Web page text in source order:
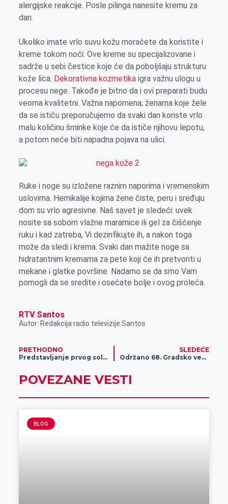
alergijske reakcije. Posle pilinga nanesite kremu za
dan.
Ukoliko imate vrlo suvu kožu moraćete da koristite i
kreme tokom noći. Ove kreme su specijalizovane i
sadrže u sebi čestice koje će da poboljšaju strukturu
kože lica. Dekorativna kozmetika igra važnu ulogu u
procesu nege. Takođe je bitno da i ovi preparati budu
veoma kvalitetni. Važna napomena; ženama koje žele
da se ističu preporučujemo da svaki dan koriste vrlo
malu količinu šminke koje će da ističe njihovu lepotu,
a potom neće biti napadna pojava na ulici.
Ruke i noge su izložene raznim naporima i vremenskim
uslovima. Hemikalije kojima žene čiste, peru i sređuju
dom su vrlo agresivne. Naš savet je sledeći: uvek
nosite sa sobom vlažne maramice ili gel za čišćenje
ruku i kad zatreba, Vi dezinfikujte ih, a nakon toga
može da sledi i krema. Svaki dan mažite noge sa
hidratantnim kremama za pete koji će ih pretvoriti u
mekane i glatke površine. Nadamo se da smo Vam
pomogli da se sredite i osećate bolje i ovog proleća.
RTV Santos
Autor: Redakcija radio televizije Santos
PRETHODNO
Predstavljanje prvog solarnog putničkog aviona na svetu (LIVE)
SLEDEĆE
Održano 68. Gradsko veće
POVEZANE VESTI
BLOG